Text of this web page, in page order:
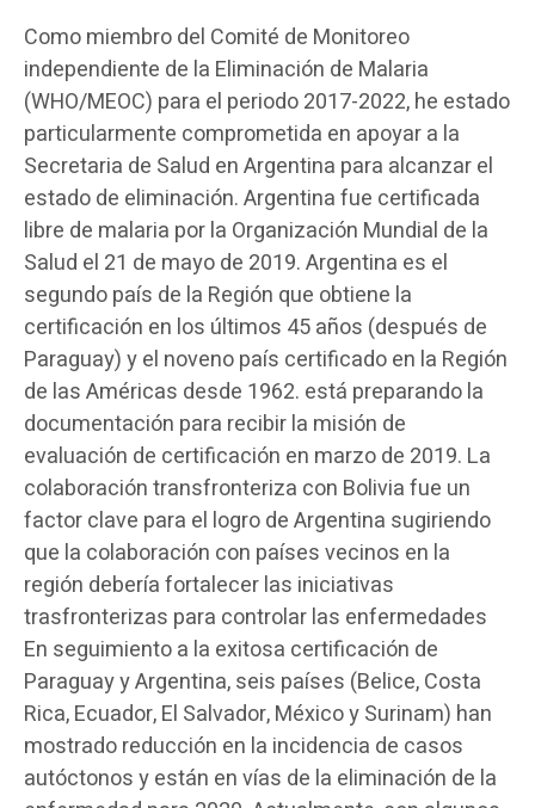
Como miembro del Comité de Monitoreo
independiente de la Eliminación de Malaria
(WHO/MEOC) para el periodo 2017-2022, he estado
particularmente comprometida en apoyar a la
Secretaria de Salud en Argentina para alcanzar el
estado de eliminación. Argentina fue certificada
libre de malaria por la Organización Mundial de la
Salud el 21 de mayo de 2019. Argentina es el
segundo país de la Región que obtiene la
certificación en los últimos 45 años (después de
Paraguay) y el noveno país certificado en la Región
de las Américas desde 1962. está preparando la
documentación para recibir la misión de
evaluación de certificación en marzo de 2019. La
colaboración transfronteriza con Bolivia fue un
factor clave para el logro de Argentina sugiriendo
que la colaboración con países vecinos en la
región debería fortalecer las iniciativas
trasfronterizas para controlar las enfermedades
En seguimiento a la exitosa certificación de
Paraguay y Argentina, seis países (Belice, Costa
Rica, Ecuador, El Salvador, México y Surinam) han
mostrado reducción en la incidencia de casos
autóctonos y están en vías de la eliminación de la